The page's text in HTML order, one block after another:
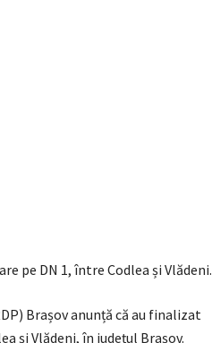
pe DN 1, între Codlea și Vlădeni.
Brașov anunță că au finalizat
și Vlădeni, în județul Brașov.